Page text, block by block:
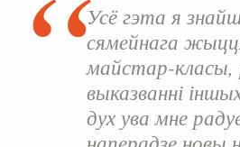
Усё гэта я
сямейнага
майстар-
выказванні
дух ува мне